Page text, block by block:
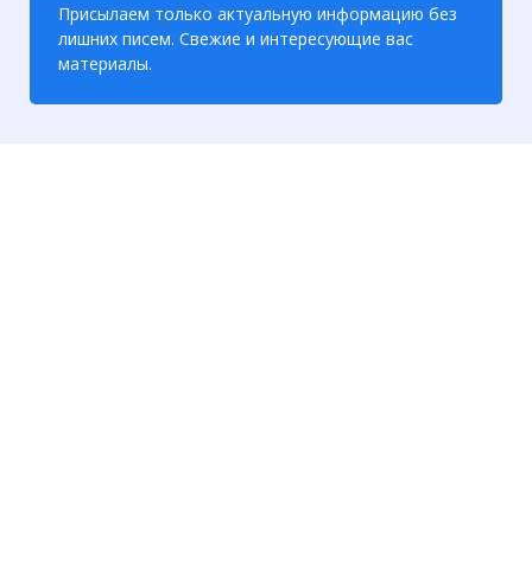
Присылаем только актуальную информацию без
лишних писем. Свежие и интересующие вас
материалы.